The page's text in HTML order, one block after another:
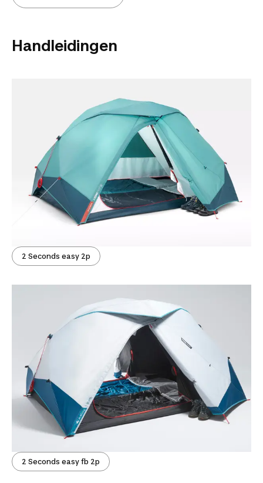
Handleidingen
2 Seconds easy 2p
2 Seconds easy fb 2p